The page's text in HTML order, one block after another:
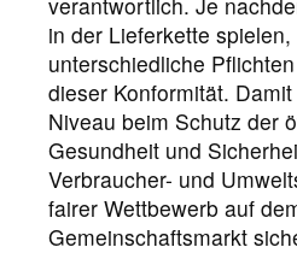
in der Lieferkette
unterschiedliche
dieser Konformität.
Niveau beim Schutz der
Gesundheit und
Verbraucher- und
fairer Wettbewerb auf
Gemeinschaftsmarkt